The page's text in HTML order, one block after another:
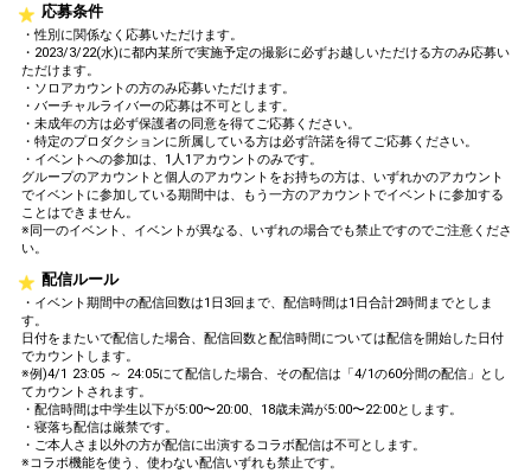
応募条件
・性別に関係なく応募いただけます。
・2023/3/22(水)に都内某所で実施予定の撮影に必ずお越しいただける方のみ応募い
ただけます。
・ソロアカウントの方のみ応募いただけます。
・バーチャルライバーの応募は不可とします。
・未成年の方は必ず保護者の同意を得てご応募ください。
・特定のプロダクションに所属している方は必ず許諾を得てご応募ください。
・イベントへの参加は、1人1アカウントのみです。
グループのアカウントと個人のアカウントをお持ちの方は、いずれかのアカウント
でイベントに参加している期間中は、もう一方のアカウントでイベントに参加する
ことはできません。
※同一のイベント、イベントが異なる、いずれの場合でも禁止ですのでご注意くださ
い。
配信ルール
・イベント期間中の配信回数は1日3回まで、配信時間は1日合計2時間までとしま
す。
日付をまたいで配信した場合、配信回数と配信時間については配信を開始した日付
でカウントします。
※例)4/1 23:05 ～ 24:05にて配信した場合、その配信は「4/1の60分間の配信」とし
てカウントされます。
・配信時間は中学生以下が5:00〜20:00、18歳未満が5:00〜22:00とします。
・寝落ち配信は厳禁です。
・ご本人さま以外の方が配信に出演するコラボ配信は不可とします。
※コラボ機能を使う、使わない配信いずれも禁止です。